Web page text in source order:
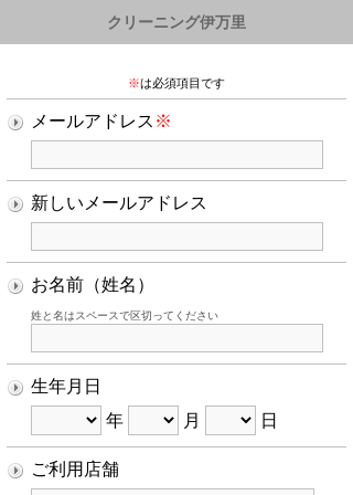
クリーニング伊万里
※は必須項目です
メールアドレス ※
新しいメールアドレス
お名前（姓名）
姓と名はスペースで区切ってください
生年月日
年
月 日
ご利用店舗